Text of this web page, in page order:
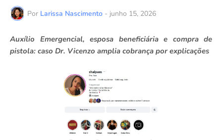
Por Larissa Nascimento - junho 15, 2026
Auxílio Emergencial, esposa beneficiária e compra de
pistola: caso Dr. Vicenzo amplia cobrança por explicações